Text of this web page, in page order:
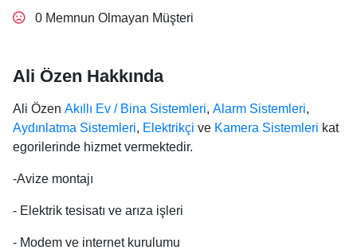
0 Memnun Olmayan Müşteri
Ali Özen Hakkında
Ali Özen Akıllı Ev / Bina Sistemleri, Alarm Sistemleri,
Aydınlatma Sistemleri, Elektrikçi ve Kamera Sistemleri kat
egorilerinde hizmet vermektedir.
-Avize montajı
- Elektrik tesisatı ve arıza işleri
- Modem ve internet kurulumu